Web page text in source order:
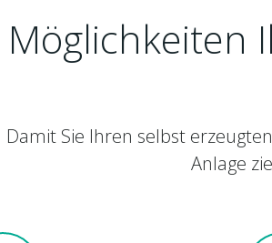
Möglichkeiten
Damit Sie Ihren selbst
Anlage